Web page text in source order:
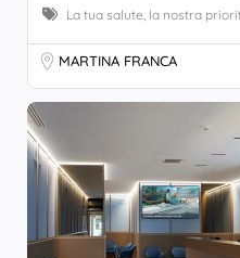
La tua salute, la nostra
MARTINA FRANCA